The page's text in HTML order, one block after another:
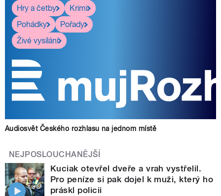
Hry a četby
Krimi
Pohádky
Pořady
Živé vysílání
Audiosvět Českého rozhlasu na jednom místě
NEJPOSLOUCHANĚJŠÍ
Kuciak otevřel dveře a vrah vystřelil.
Pro peníze si pak dojel k muži, který ho
práskl policii